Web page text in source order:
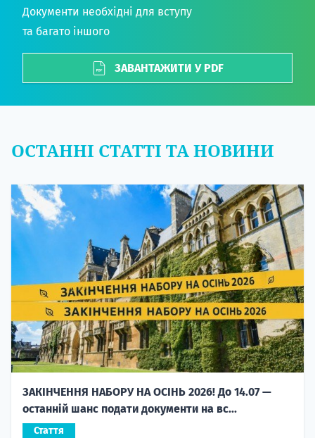
Документи необхідні для вступу
та багато іншого
ЗАВАНТАЖИТИ У PDF
ОСТАННІ СТАТТІ ТА НОВИНИ
ЗАКІНЧЕННЯ НАБОРУ НА ОСІНЬ 2026! До 14.07 —
останній шанс подати документи на вс...
Стаття